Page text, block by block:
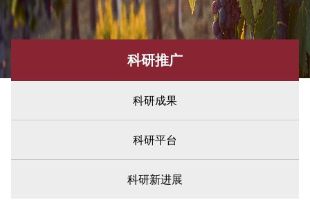
科研推广
科研成果
科研平台
科研新进展